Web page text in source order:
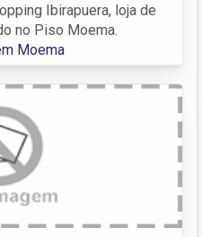
Ibirapuera, loja de
no Piso Moema.
Moema